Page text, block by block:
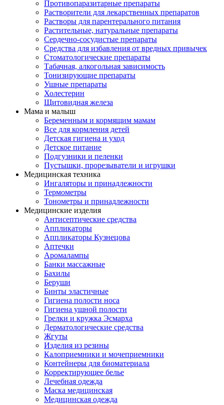
Противопаразитарные препараты
Растворители для лекарственных препаратов
Растворы для парентерального питания
Растительные, натуральные препараты
Сердечно-сосудистые препараты
Средства для избавления от вредных привычек
Стоматологические препараты
Табачная, алкогольная зависимость
Тонизирующие препараты
Ушные препараты
Холестерин
Щитовидная железа
Мама и малыш
Беременным и кормящим мамам
Все для кормления детей
Детская гигиена и уход
Детское питание
Подгузники и пеленки
Пустышки, прорезыватели и игрушки
Медицинская техника
Ингаляторы и принадлежности
Термометры
Тонометры и принадлежности
Медицинские изделия
Антисептические средства
Аппликаторы
Аппликаторы Кузнецова
Аптечки
Аромалампы
Банки массажные
Бахилы
Беруши
Бинты эластичные
Гигиена полости носа
Гигиена ушной полости
Грелки и кружка Эсмарха
Дерматологические средства
Жгуты
Изделия из резины
Калоприемники и мочеприемники
Контейнеры для биоматериала
Корректирующее белье
Лечебная одежда
Маска медицинская
Медицинская одежда